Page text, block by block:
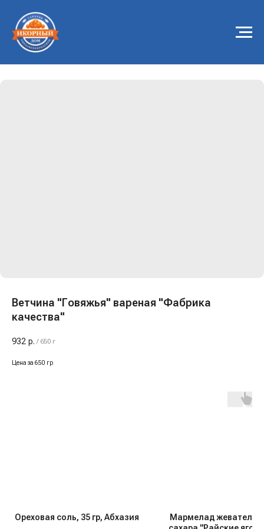
Ветчина "Говяжья" вареная "Фабрика
качества"
932 р. / 650 г
Цена за 650 гр
Ореховая соль, 35 гр, Абхазия
Мармелад